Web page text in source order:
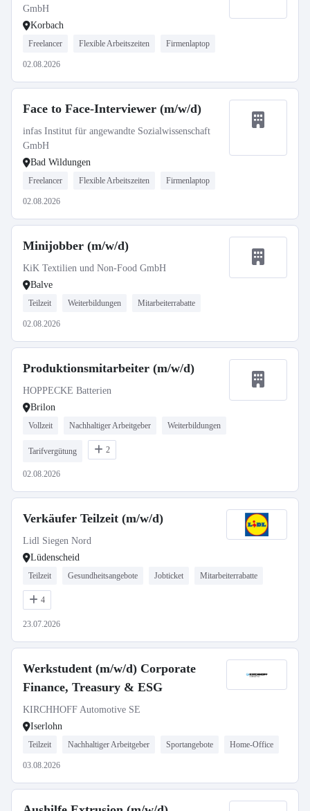
GmbH
Korbach
Freelancer Flexible Arbeitszeiten Firmenlaptop
02.08.2026
Face to Face-Interviewer (m/w/d)
infas Institut für angewandte Sozialwissenschaft
GmbH
Bad Wildungen
Freelancer Flexible Arbeitszeiten Firmenlaptop
02.08.2026
Minijobber (m/w/d)
KiK Textilien und Non-Food GmbH
Balve
Teilzeit Weiterbildungen Mitarbeiterrabatte
02.08.2026
Produktionsmitarbeiter (m/w/d)
HOPPECKE Batterien
Brilon
Vollzeit Nachhaltiger Arbeitgeber Weiterbildungen
Tarifvergütung 2
02.08.2026
Verkäufer Teilzeit (m/w/d)
Lidl Siegen Nord
Lüdenscheid
Teilzeit Gesundheitsangebote Jobticket Mitarbeiterrabatte
4
23.07.2026
Werkstudent (m/w/d) Corporate
Finance, Treasury & ESG
KIRCHHOFF Automotive SE
Iserlohn
Teilzeit Nachhaltiger Arbeitgeber Sportangebote Home-Office
03.08.2026